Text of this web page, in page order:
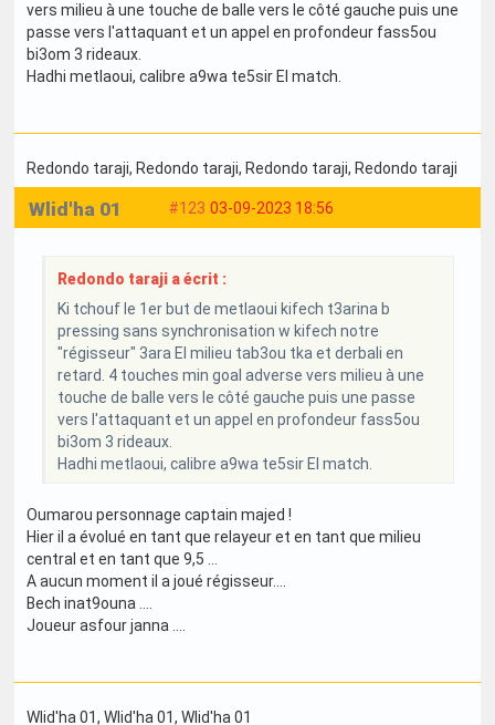
vers milieu à une touche de balle vers le côté gauche puis une
passe vers l'attaquant et un appel en profondeur fass5ou
bi3om 3 rideaux.
Hadhi metlaoui, calibre a9wa te5sir El match.
Redondo taraji, Redondo taraji, Redondo taraji, Redondo taraji
#123 03-09-2023 18:56
Wlid'ha 01
Redondo taraji a écrit :
Ki tchouf le 1er but de metlaoui kifech t3arina b
pressing sans synchronisation w kifech notre
"régisseur" 3ara El milieu tab3ou tka et derbali en
retard. 4 touches min goal adverse vers milieu à une
touche de balle vers le côté gauche puis une passe
vers l'attaquant et un appel en profondeur fass5ou
bi3om 3 rideaux.
Hadhi metlaoui, calibre a9wa te5sir El match.
Oumarou personnage captain majed !
Hier il a évolué en tant que relayeur et en tant que milieu
central et en tant que 9,5 ...
A aucun moment il a joué régisseur....
Bech inat9ouna ....
Joueur asfour janna ....
Wlid'ha 01, Wlid'ha 01, Wlid'ha 01